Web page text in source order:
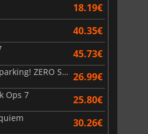
18.19€
40.35€
45.73€
DRAGON BALL Sparking! ZERO Super Limit Breaking NEO 26.99€
Ops 7 25.80€
30.26€